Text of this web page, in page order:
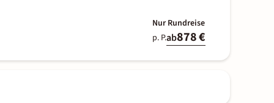
Nur Rundreise
p. P.ab878 €